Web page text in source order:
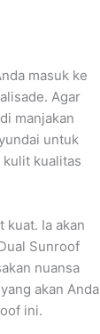
masuk ke
Agar
manjakan
untuk
kulit kualitas
kuat. Ia akan
Sunroof
nuansa
akan Anda
ini.